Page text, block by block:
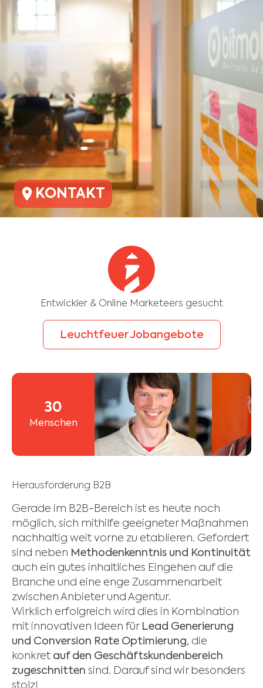
KONTAKT
Entwickler & Online Marketeers gesucht
Leuchtfeuer Jobangebote
30
Menschen
Herausforderung B2B
Gerade im B2B-Bereich ist es heute noch
möglich, sich mithilfe geeigneter Maßnahmen
nachhaltig weit vorne zu etablieren. Gefordert
sind neben Methodenkenntnis und Kontinuität
auch ein gutes inhaltliches Eingehen auf die
Branche und eine enge Zusammenarbeit
zwischen Anbieter und Agentur.
Wirklich erfolgreich wird dies in Kombination
mit innovativen Ideen für Lead Generierung
und Conversion Rate Optimierung, die
konkret auf den Geschäftskundenbereich
zugeschnitten sind. Darauf sind wir besonders
stolz!